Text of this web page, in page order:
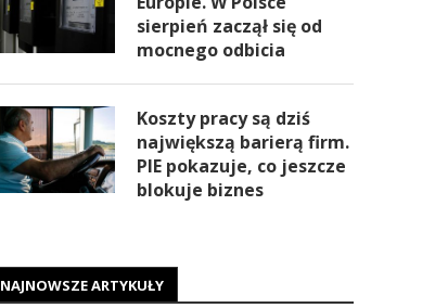
sierpień zaczął się od
mocnego odbicia
Koszty pracy są dziś
największą barierą firm.
PIE pokazuje, co jeszcze
blokuje biznes
NAJNOWSZE ARTYKUŁY